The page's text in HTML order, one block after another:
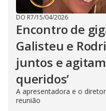
DO R7/15/04/2026
Encontro de
Galisteu e
juntos e agitam
queridos’
A apresentadora e o
reunião